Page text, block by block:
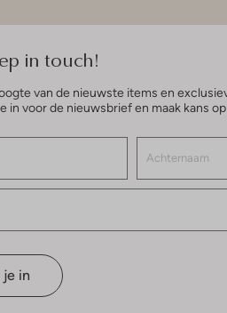
in touch!
van de nieuwste items en
in voor de nieuwsbrief en maak kans
in